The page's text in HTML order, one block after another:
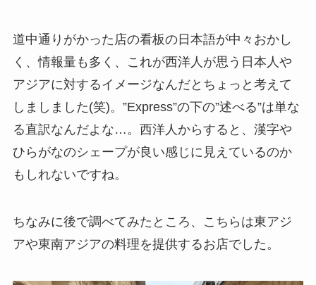
道中通りがかった店の看板の日本語が中々おかし
く、情報量も多く、これが西洋人が思う日本人や
アジアに対するイメージなんだとちょっと考えて
しましました(笑)。”Express”の下の”述べる”は単な
る直訳なんだよな…。西洋人からすると、漢字や
ひらがなのシェープが良い感じに見えているのか
もしれないですね。
ちなみに後で調べてみたところ、こちらは東アジ
アや東南アジアの料理を提供するお店でした。